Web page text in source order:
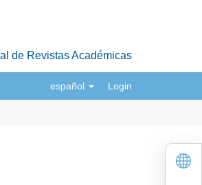
de Revistas Académicas
español Login